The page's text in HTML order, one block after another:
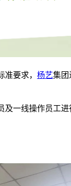
准要求， 杨艺集团
一线操作员工进